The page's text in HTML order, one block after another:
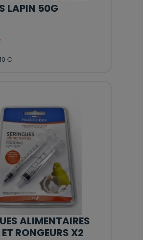
LAPIN 50G
€
ALIMENTAIRES
RONGEURS X2